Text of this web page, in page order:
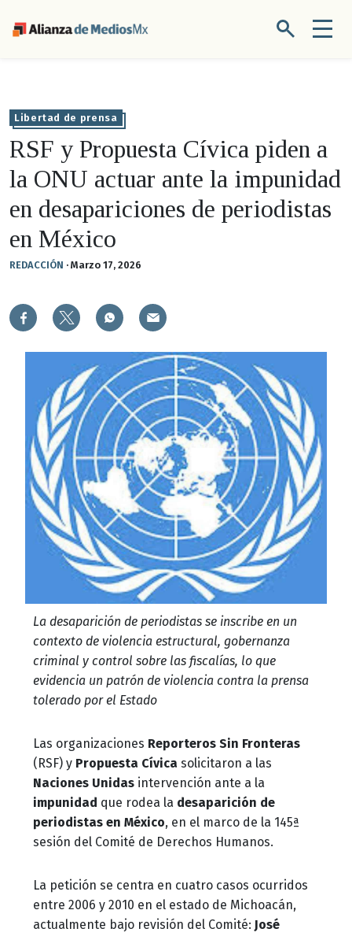
Libertad de prensa
RSF y Propuesta Cívica piden a
la ONU actuar ante la impunidad
en desapariciones de periodistas
en México
REDACCIÓN · Marzo 17, 2026
La desaparición de periodistas se inscribe en un
contexto de violencia estructural, gobernanza
criminal y control sobre las fiscalías, lo que
evidencia un patrón de violencia contra la prensa
tolerado por el Estado
Las organizaciones Reporteros Sin Fronteras
(RSF) y Propuesta Cívica solicitaron a las
Naciones Unidas intervención ante a la
impunidad que rodea la desaparición de
periodistas en México, en el marco de la 145ª
sesión del Comité de Derechos Humanos.
La petición se centra en cuatro casos ocurridos
entre 2006 y 2010 en el estado de Michoacán,
actualmente bajo revisión del Comité: José